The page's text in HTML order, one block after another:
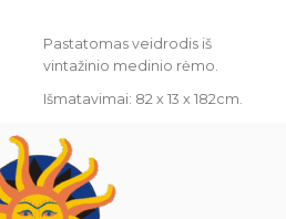
Pastatomas veidrodis iš
vintažinio medinio rėmo.
Išmatavimai: 82 x 13 x 182cm.